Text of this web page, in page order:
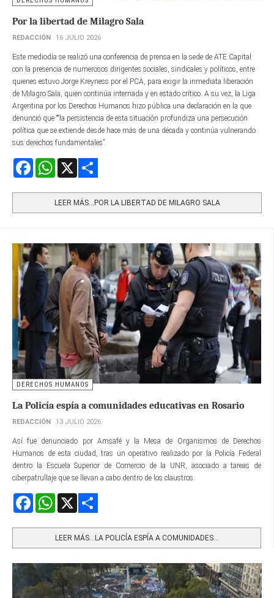
Por la libertad de Milagro Sala
REDACCIÓN 16 JULIO 2026
Este mediodía se realizó una conferencia de prensa en la sede de ATE Capital
con la presencia de numerosos dirigentes sociales, sindicales y políticos, entre
quienes estuvo Jorge Kreyness por el PCA, para exigir la inmediata liberación
de Milagro Sala, quien continúa internada y en estado crítico. A su vez, la Liga
Argentina por los Derechos Humanos hizo pública una declaración en la que
denunció que ““la persistencia de esta situación profundiza una persecución
política que se extiende desde hace más de una década y continúa vulnerando
sus derechos fundamentales”.
FacebookWhatsApp
LEER MÁS…POR LA LIBERTAD DE MILAGRO SALA
DERECHOS HUMANOS
La Policía espía a comunidades educativas en Rosario
REDACCIÓN 13 JULIO 2026
Así fue denunciado por Amsafé y la Mesa de Organismos de Derechos
Humanos de esta ciudad, tras un operativo realizado por la Policía Federal
dentro la Escuela Superior de Comercio de la UNR, asociado a tareas de
ciberpatrullaje que se llevan a cabo dentro de los claustros.
FacebookWhatsApp
LEER MÁS…LA POLICÍA ESPÍA A COMUNIDADES...